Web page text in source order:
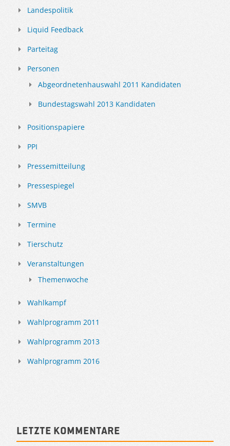
Landespolitik
Liquid Feedback
Parteitag
Personen
Abgeordnetenhauswahl 2011 Kandidaten
Bundestagswahl 2013 Kandidaten
Positionspapiere
PPI
Pressemitteilung
Pressespiegel
SMVB
Termine
Tierschutz
Veranstaltungen
Themenwoche
Wahlkampf
Wahlprogramm 2011
Wahlprogramm 2013
Wahlprogramm 2016
Letzte Kommentare